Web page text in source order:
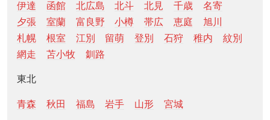
伊達 函館 北広島 北斗 北見 千歳
名寄
夕張
室蘭 富良野 小樽 帯広 恵庭
旭川
札幌
根室 江別 留萌 登別 石狩 稚内
紋別
網走
苫小牧 釧路
東北
青森 秋田 福島 岩手 山形 宮城